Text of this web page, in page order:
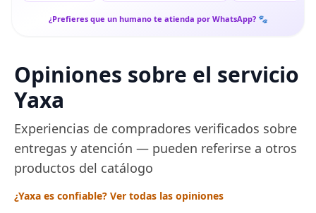
¿Prefieres que un humano te atienda por WhatsApp? 🐾
Opiniones sobre el servicio
Yaxa
Experiencias de compradores verificados sobre
entregas y atención — pueden referirse a otros
productos del catálogo
¿Yaxa es confiable? Ver todas las opiniones